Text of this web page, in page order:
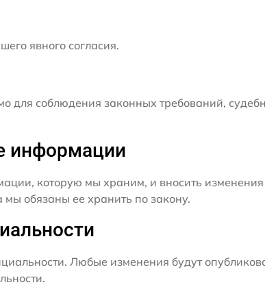
явного согласия.
соблюдения законных требований,
информации
которую мы храним, и вносить
обязаны ее хранить по закону.
Любые изменения будут